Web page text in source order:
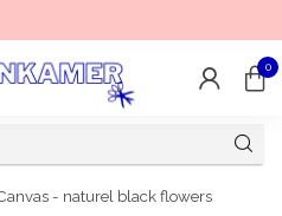
0
- naturel black flowers